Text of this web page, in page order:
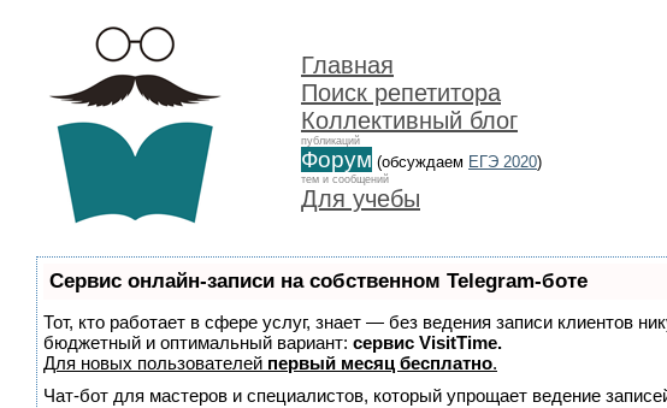
Главная
Поиск репетитора
Коллективный блог
публикаций
Форум (обсуждаем ЕГЭ 2020)
тем и сообщений
Для учебы
Сервис онлайн-записи на собственном Telegram-боте
Тот, кто работает в сфере услуг, знает — без ведения записи клиентов
бюджетный и оптимальный вариант: сервис VisitTime.
Для новых пользователей первый месяц бесплатно.
Чат-бот для мастеров и специалистов, который упрощает ведение